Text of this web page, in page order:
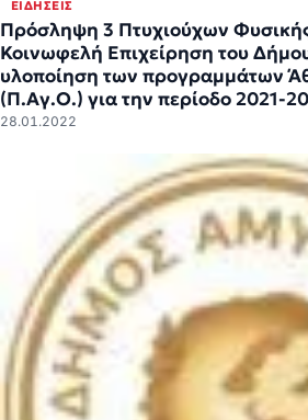
ΕΙΔΉΣΕΙΣ
Πρόσληψη 3 Πτυχιούχων
Κοινωφελή Επιχείρηση του
υλοποίηση των προγραμμάτων
(Π.Αγ.Ο.) για την περίοδο 2021-
28.01.2022